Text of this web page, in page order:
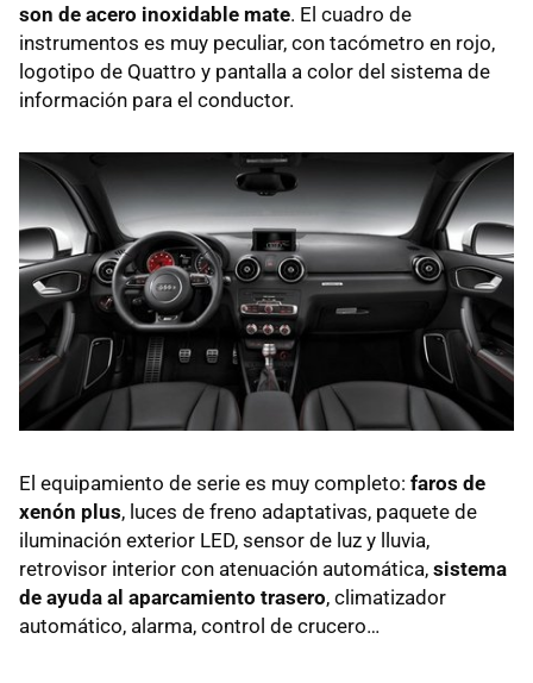
son de acero inoxidable mate. El cuadro de
instrumentos es muy peculiar, con tacómetro en rojo,
logotipo de Quattro y pantalla a color del sistema de
información para el conductor.
El equipamiento de serie es muy completo: faros de
xenón plus, luces de freno adaptativas, paquete de
iluminación exterior LED, sensor de luz y lluvia,
retrovisor interior con atenuación automática, sistema
de ayuda al aparcamiento trasero, climatizador
automático, alarma, control de crucero…